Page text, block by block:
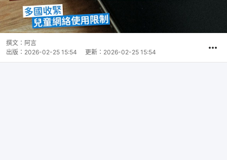
撰文： 阿言
出版： 2026-02-25 15:54 更新： 2026-02-25 15:54